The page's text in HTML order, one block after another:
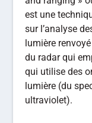
est une
sur l’analyse
lumière
du radar qui
qui utilise des
lumière (du
ultraviolet).